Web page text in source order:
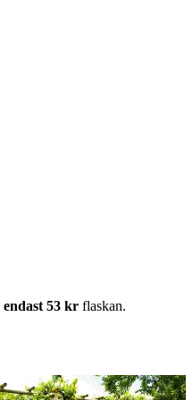
endast 53 kr flaskan.